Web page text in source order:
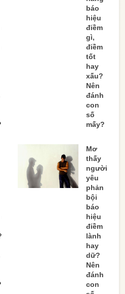
báo
hiệu
điềm
gì,
điềm
tốt
hay
xấu?
Nên
đánh
con
số
mấy?
Mơ
thấy
người
yêu
phản
bội
báo
hiệu
điềm
lành
hay
dữ?
Nên
đánh
con